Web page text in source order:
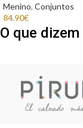
Menino, Conjuntos
84.90€
O que